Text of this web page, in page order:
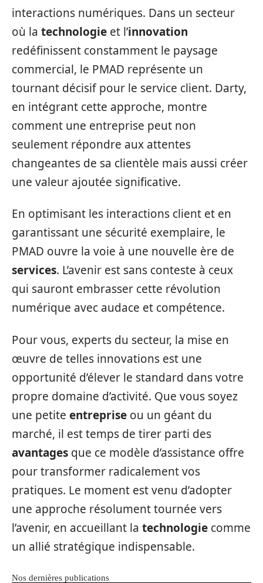
interactions numériques. Dans un secteur
où la technologie et l’innovation
redéfinissent constamment le paysage
commercial, le PMAD représente un
tournant décisif pour le service client. Darty,
en intégrant cette approche, montre
comment une entreprise peut non
seulement répondre aux attentes
changeantes de sa clientèle mais aussi créer
une valeur ajoutée significative.
En optimisant les interactions client et en
garantissant une sécurité exemplaire, le
PMAD ouvre la voie à une nouvelle ère de
services. L’avenir est sans conteste à ceux
qui sauront embrasser cette révolution
numérique avec audace et compétence.
Pour vous, experts du secteur, la mise en
œuvre de telles innovations est une
opportunité d’élever le standard dans votre
propre domaine d’activité. Que vous soyez
une petite entreprise ou un géant du
marché, il est temps de tirer parti des
avantages que ce modèle d’assistance offre
pour transformer radicalement vos
pratiques. Le moment est venu d’adopter
une approche résolument tournée vers
l’avenir, en accueillant la technologie comme
un allié stratégique indispensable.
Nos dernières publications